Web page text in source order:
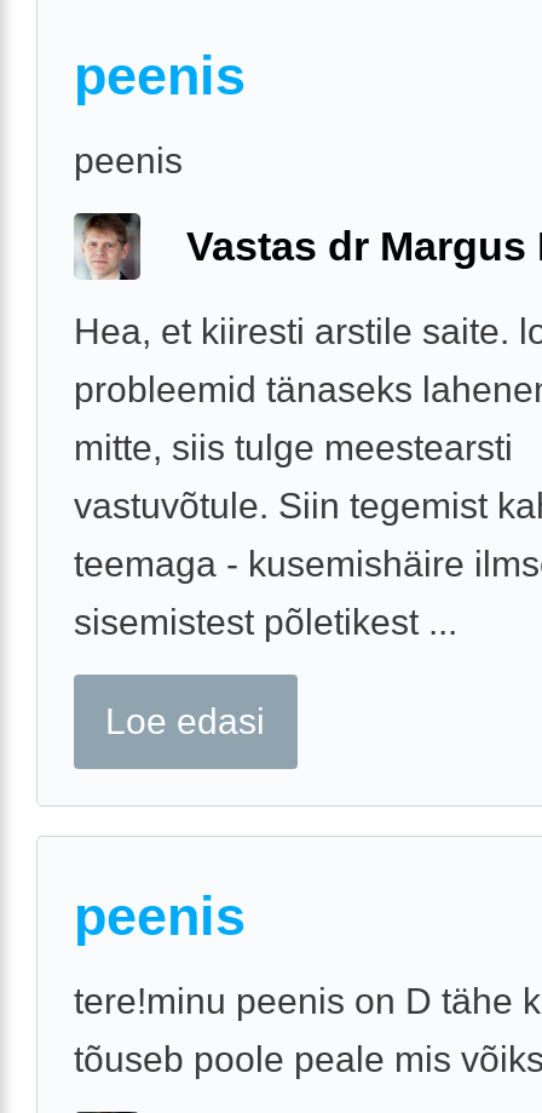
peenis
peenis
Vastas dr Margus
Hea, et kiiresti arstile saite.
probleemid tänaseks
mitte, siis tulge meestearsti
vastuvõtule. Siin tegemist
teemaga - kusemishäire
sisemistest põletikest ...
Loe edasi
peenis
tere!minu peenis on D tähe
tõuseb poole peale mis